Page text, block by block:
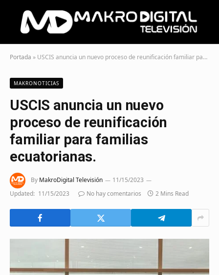
Portada » USCIS anuncia un nuevo proceso de reunificación familiar para familias ecuatorianas.
MAKRONOTICIAS
USCIS anuncia un nuevo
proceso de reunificación
familiar para familias
ecuatorianas.
By MakroDigital Televisión
11/15/2023
Updated: 11/15/2023 No hay comentarios 2 Mins Read